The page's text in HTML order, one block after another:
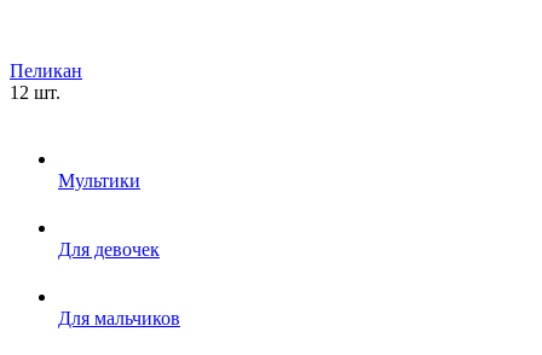
Пеликан
12 шт.
Мультики
Для девочек
Для мальчиков